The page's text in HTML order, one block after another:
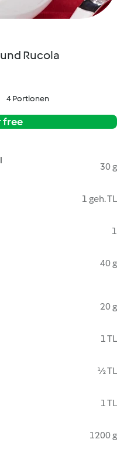
Rucola
4 Portionen
free
30 g
1 geh. TL
1
40 g
20 g
1 TL
½ TL
1 TL
1200 g